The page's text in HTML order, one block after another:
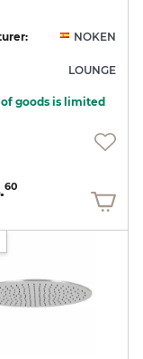
NOKEN
LOUNGE
goods is limited
60